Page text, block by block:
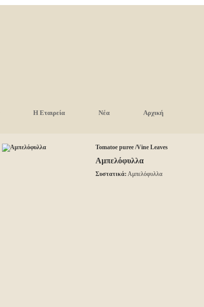
Η Εταιρεία Νέα Αρχική
Tomatoe puree /Vine Leaves
Αμπελόφυλλα
Συστατικά: Αμπελόφυλλα